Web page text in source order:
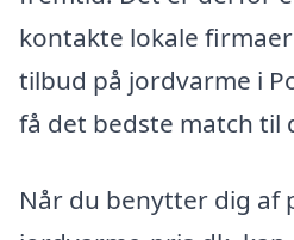
kontakte lokale
tilbud på jordvarme i
få det bedste match til
Når du benytter dig af